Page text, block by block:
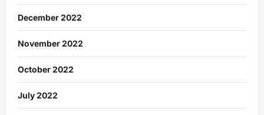
December 2022
November 2022
October 2022
July 2022